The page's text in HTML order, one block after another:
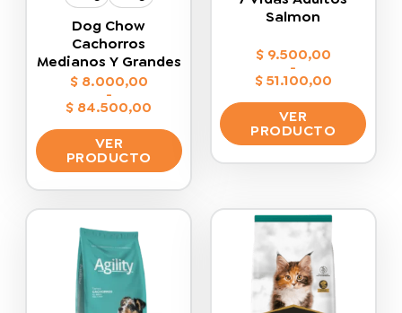
Dog Chow
Cachorros
Medianos Y Grandes
$8.000,00
-
$ 84.500,00
Rango
de
precios:
desde
$ 8.000,00
hasta
$ 84.500,00
VER
PRODUCTO
múltiples
variantes.
Las
opciones
Salmon
$9.500,00
-
$51.100,00
Rango
de
precios:
desde
$ 9.500,00
hasta
$ 51.100,00
VER
PRODUCTO
múltiples
Las
opciones
se
pueden